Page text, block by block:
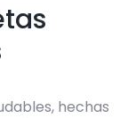
hechas